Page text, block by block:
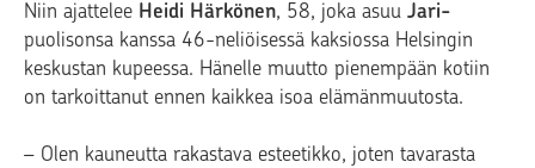
Niin ajattelee Heidi Härkönen, 58, joka asuu Jari-
puolisonsa kanssa 46-neliöisessä kaksiossa Helsingin
keskustan kupeessa. Hänelle muutto pienempään kotiin
on tarkoittanut ennen kaikkea isoa elämänmuutosta.
– Olen kauneutta rakastava esteetikko, joten tavarasta